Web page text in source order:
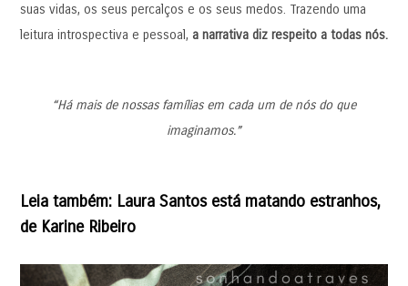
suas vidas, os seus percalços e os seus medos. Trazendo uma
leitura introspectiva e pessoal, a narrativa diz respeito a todas nós.
“Há mais de nossas famílias em cada um de nós do que
imaginamos.”
Leia também: Laura Santos está matando estranhos,
de Karine Ribeiro